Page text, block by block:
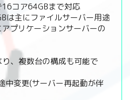
コア64GBまで対応
は主にファイルサーバー用途
プリケーションサーバーの
、複数台の構成も可能で
中変更(サーバー再起動が伴